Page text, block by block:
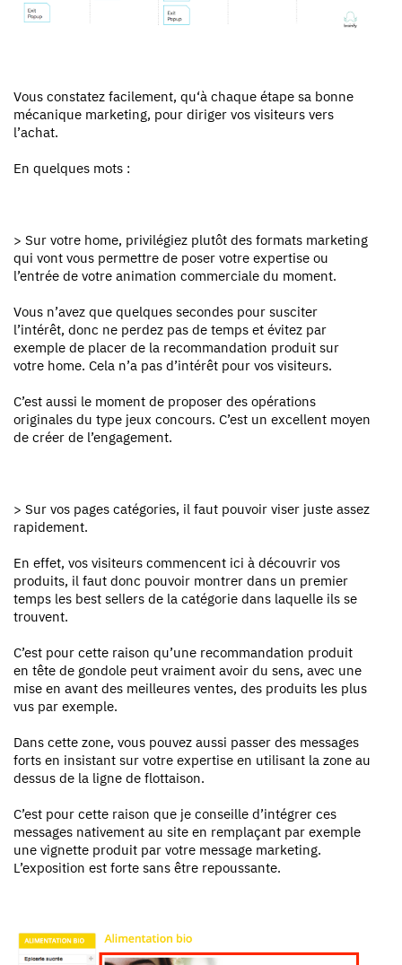
Vous constatez facilement, qu‘à chaque étape sa bonne
mécanique marketing, pour diriger vos visiteurs vers
l’achat.
En quelques mots :
> Sur votre home, privilégiez plutôt des formats marketing
qui vont vous permettre de poser votre expertise ou
l’entrée de votre animation commerciale du moment.
Vous n’avez que quelques secondes pour susciter
l’intérêt, donc ne perdez pas de temps et évitez par
exemple de placer de la recommandation produit sur
votre home. Cela n’a pas d’intérêt pour vos visiteurs.
C’est aussi le moment de proposer des opérations
originales du type jeux concours. C’est un excellent moyen
de créer de l’engagement.
> Sur vos pages catégories, il faut pouvoir viser juste assez
rapidement.
En effet, vos visiteurs commencent ici à découvrir vos
produits, il faut donc pouvoir montrer dans un premier
temps les best sellers de la catégorie dans laquelle ils se
trouvent.
C’est pour cette raison qu’une recommandation produit
en tête de gondole peut vraiment avoir du sens, avec une
mise en avant des meilleures ventes, des produits les plus
vus par exemple.
Dans cette zone, vous pouvez aussi passer des messages
forts en insistant sur votre expertise en utilisant la zone au
dessus de la ligne de flottaison.
C’est pour cette raison que je conseille d’intégrer ces
messages nativement au site en remplaçant par exemple
une vignette produit par votre message marketing.
L’exposition est forte sans être repoussante.